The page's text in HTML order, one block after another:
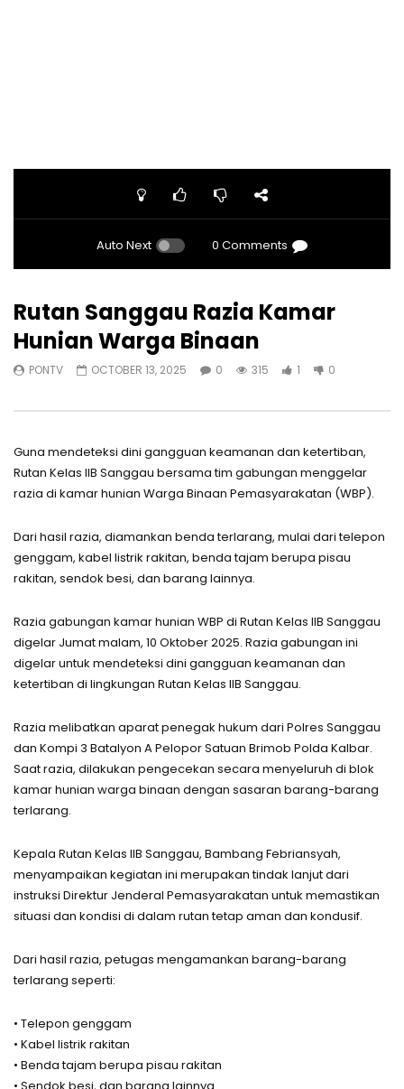
Auto Next 0 Comments
Rutan Sanggau Razia Kamar
Hunian Warga Binaan
PONTV OCTOBER 13, 2025 0 315 1 0
Guna mendeteksi dini gangguan keamanan dan ketertiban,
Rutan Kelas IIB Sanggau bersama tim gabungan menggelar
razia di kamar hunian Warga Binaan Pemasyarakatan (WBP).
Dari hasil razia, diamankan benda terlarang, mulai dari telepon
genggam, kabel listrik rakitan, benda tajam berupa pisau
rakitan, sendok besi, dan barang lainnya.
Razia gabungan kamar hunian WBP di Rutan Kelas IIB Sanggau
digelar Jumat malam, 10 Oktober 2025. Razia gabungan ini
digelar untuk mendeteksi dini gangguan keamanan dan
ketertiban di lingkungan Rutan Kelas IIB Sanggau.
Razia melibatkan aparat penegak hukum dari Polres Sanggau
dan Kompi 3 Batalyon A Pelopor Satuan Brimob Polda Kalbar.
Saat razia, dilakukan pengecekan secara menyeluruh di blok
kamar hunian warga binaan dengan sasaran barang-barang
terlarang.
Kepala Rutan Kelas IIB Sanggau, Bambang Febriansyah,
menyampaikan kegiatan ini merupakan tindak lanjut dari
instruksi Direktur Jenderal Pemasyarakatan untuk memastikan
situasi dan kondisi di dalam rutan tetap aman dan kondusif.
Dari hasil razia, petugas mengamankan barang-barang
terlarang seperti:
• Telepon genggam
• Kabel listrik rakitan
• Benda tajam berupa pisau rakitan